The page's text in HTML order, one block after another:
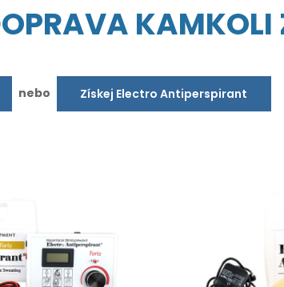
nebo Získej Electro Antiperspirant